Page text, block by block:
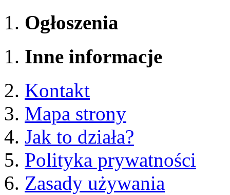
Ogłoszenia
Inne informacje
Kontakt
Mapa strony
Jak to działa?
Polityka prywatności
Zasady używania